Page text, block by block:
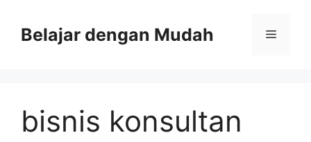
Belajar dengan Mudah
bisnis konsultan